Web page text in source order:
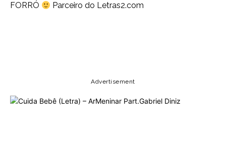
FORRÓ
Parceiro do Letras2.com
Advertisement